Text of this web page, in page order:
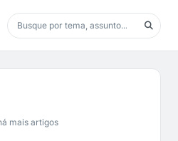
mais artigos